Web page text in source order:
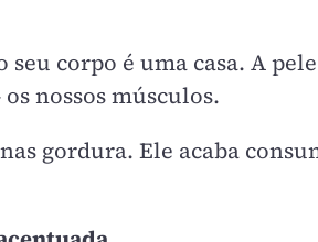
corpo é uma casa. A
nossos músculos.
gordura. Ele acaba